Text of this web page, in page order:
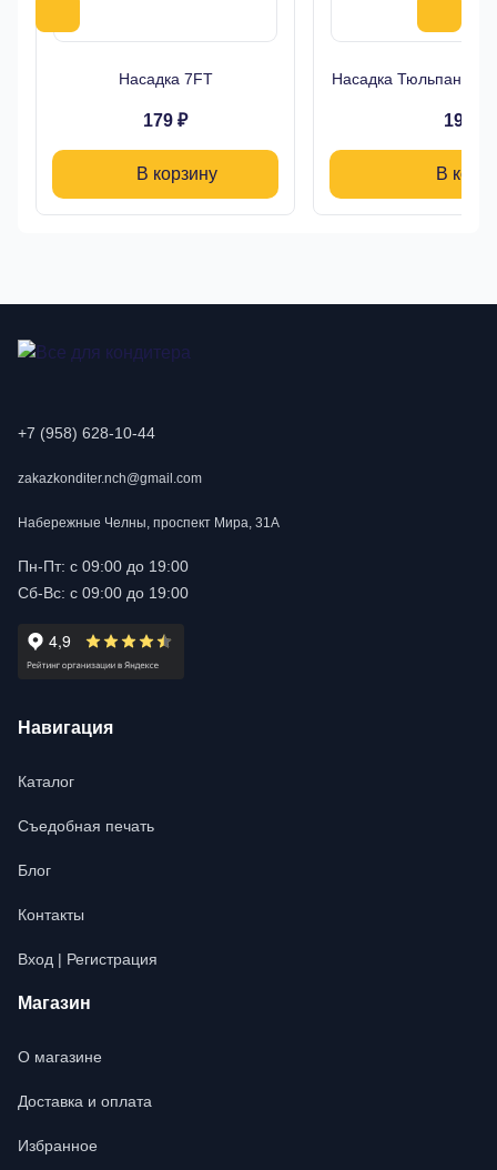
Насадка 7FT
179 ₽
В корзину
Насадка Тюльпан
190 ₽
В
+7 (958) 628-10-44
zakazkonditer.nch@gmail.com
Набережные Челны, проспект Мира, 31А
Пн-Пт: с 09:00 до 19:00
Сб-Вс: с 09:00 до 19:00
Навигация
Каталог
Съедобная печать
Блог
Контакты
Вход | Регистрация
Магазин
О магазине
Доставка и оплата
Избранное